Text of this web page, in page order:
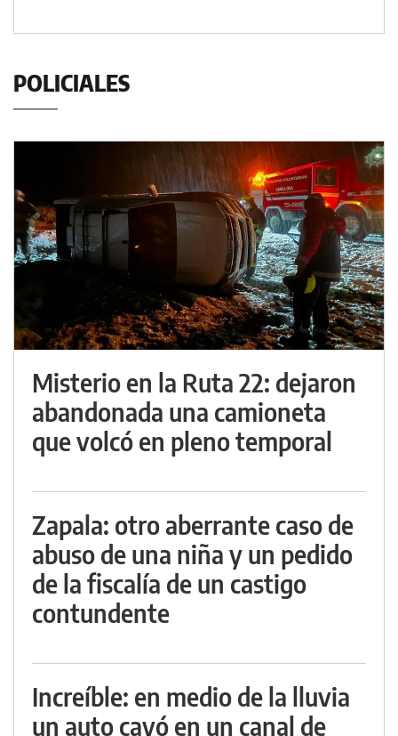
POLICIALES
Misterio en la Ruta 22: dejaron
abandonada una camioneta
que volcó en pleno temporal
Zapala: otro aberrante caso de
abuso de una niña y un pedido
de la fiscalía de un castigo
contundente
Increíble: en medio de la lluvia
un auto cayó en un canal de